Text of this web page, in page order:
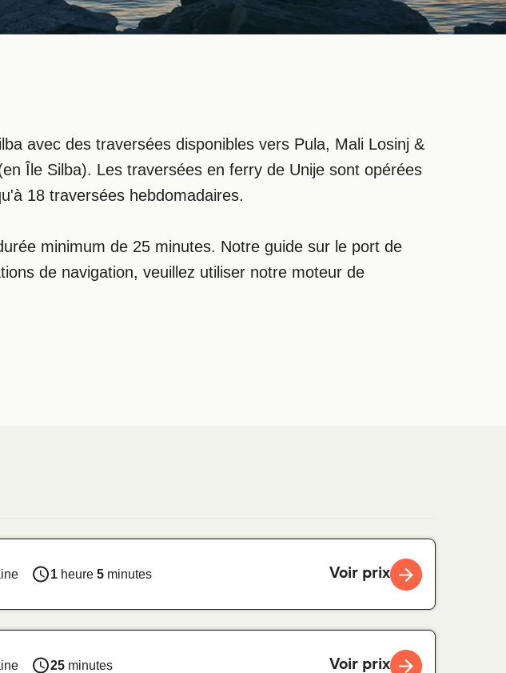
avec des traversées disponibles vers Pula, Mali Losinj &
Île Silba). Les traversées en ferry de Unije sont opérées
18 traversées hebdomadaires.
minimum de 25 minutes. Notre guide sur le port de
de navigation, veuillez utiliser notre moteur de
1heure 5minutes Voir prix
25minutes Voir prix